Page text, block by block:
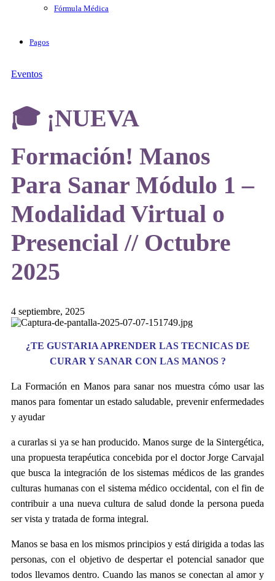
Fórmula Médica
Pagos
Eventos
🎓 ¡NUEVA
Formación! Manos
Para Sanar Módulo 1 –
Modalidad Virtual o
Presencial // Octubre
2025
4 septiembre, 2025
¿TE GUSTARIA APRENDER LAS TECNICAS DE
CURAR Y SANAR CON LAS MANOS ?
La Formación en Manos para sanar nos muestra cómo usar las
manos para fomentar un estado saludable, prevenir enfermedades
y ayudar
a curarlas si ya se han producido. Manos surge de la Sintergética,
una propuesta terapéutica concebida por el doctor Jorge Carvajal
que busca la integración de los sistemas médicos de las grandes
culturas humanas con el sistema médico occidental, con el fin de
contribuir a una nueva cultura de salud donde la persona pueda
ser vista y tratada de forma integral.
Manos se basa en los mismos principios y está dirigida a todas las
personas, con el objetivo de despertar el potencial sanador que
todos llevamos dentro. Cuando las manos se conectan al amor y